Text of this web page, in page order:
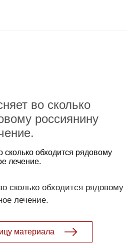
во сколько
россиянину
обходится рядовому
лечение.
сколько обходится рядовому
лечение.
материала